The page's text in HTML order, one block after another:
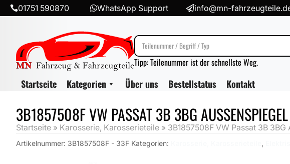
01751 590870 WhatsApp Support info@mn-
Tipp: Teilenummer ist der schnellste Weg.
Startseite Kategorien Über uns Bestellstatus Kontakt
3B1857508F VW PASSAT 3B 3BG AUSSENSPIEGEL
Startseite » Karosserie, Karosserieteile » 3B1857508F VW Passat 3B
Artikelnummer: 3B1857508F - 33F Kategorien: ,